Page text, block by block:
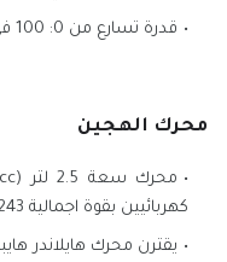
قدرة تسارع من 0: 100 في 6.7 ثانية.
محرك الهجين
كهربائيين بقوة اجمالية 243 حصان.